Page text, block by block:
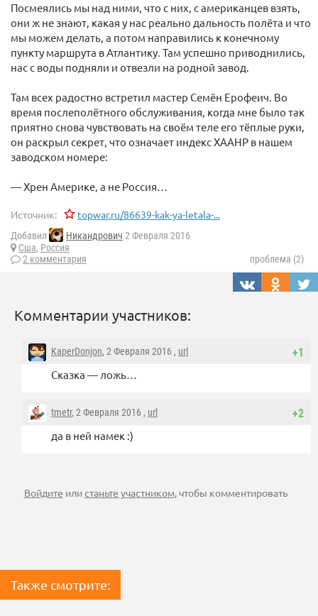
Посмеялись мы над ними, что с них, с американцев взять,
они ж не знают, какая у нас реально дальность полёта и что
мы можем делать, а потом направились к конечному
пункту маршрута в Атлантику. Там успешно приводнились,
нас с воды подняли и отвезли на родной завод.
Там всех радостно встретил мастер Семён Ерофеич. Во
время послеполётного обслуживания, когда мне было так
приятно снова чувствовать на своём теле его тёплые руки,
он раскрыл секрет, что означает индекс ХААНР в нашем
заводском номере:
— Хрен Америке, а не Россия…
Источник: topwar.ru/86639-kak-ya-letala-...
Добавил Никандрович 2 Февраля 2016
Сша, Россия
2 комментария
проблема (2)
Комментарии участников:
+1
KaperDonjon, 2 Февраля 2016 , url
Сказка — ложь…
+2
tmetr, 2 Февраля 2016 , url
да в ней намек :)
Войдите илистаньте участником, чтобы комментировать
Также смотрите: